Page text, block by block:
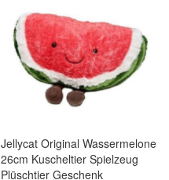
Jellycat Original Wassermelone
26cm Kuscheltier Spielzeug
Plüschtier Geschenk